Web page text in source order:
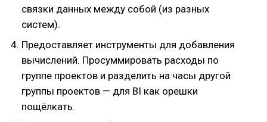
связки данных между собой (из разных
систем).
Предоставляет инструменты для добавления
вычислений. Просуммировать расходы по
группе проектов и разделить на часы другой
группы проектов — для BI как орешки
пощёлкать.